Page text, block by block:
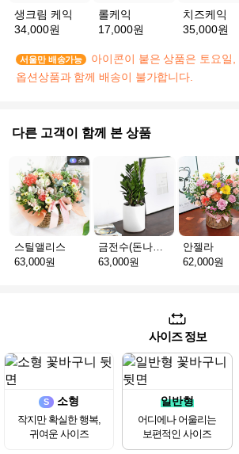
생크림 케익
34,000원
롤케익
17,000원
치즈케익
35,000원
서울만 배송가능
아이콘이 붙은 상품은 토요일
옵션상품과 함께 배송이 불가합니다.
다른 고객이 함께 본 상품
스틸앨리스
63,000원
63,000원
안젤라
62,000원
사이즈 정보
S 소형
작지만 확실한 행복,
귀여운 사이즈
일반형
어디에나 어울리는
보편적인 사이즈